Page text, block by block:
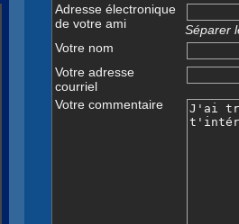
Adresse électronique
de votre ami
Séparer
Votre nom
Votre adresse
courriel
Votre commentaire